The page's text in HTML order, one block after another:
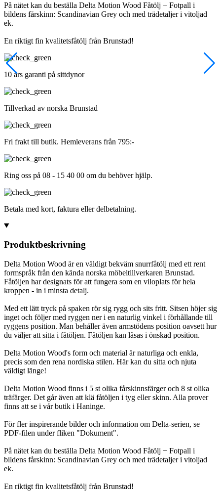
På nätet kan du beställa Delta Motion Wood Fåtölj + Fotpall i
bildens fårskinn: Scandinavian Grey och med trädetaljer i vitoljad
ek.
En riktigt fin kvalitetsfåtölj från Brunstad!
10 års garanti på sittdynor
Tillverkad av norska Brunstad
Fri frakt till butik. Hemleverans från 795:-
Ring oss på 08 - 15 40 00 om du behöver hjälp.
Betala med kort, faktura eller delbetalning.
Produktbeskrivning
Delta Motion Wood är en väldigt bekväm snurrfåtölj med ett rent
formspråk från den kända norska möbeltillverkaren Brunstad.
Fåtöljen har designats för att fungera som en viloplats för hela
kroppen - in i minsta detalj.
Med ett lätt tryck på spaken rör sig rygg och sits fritt. Sitsen höjer sig
inget och följer med ryggen ner i en naturlig vinkel i förhållande till
ryggens position. Man behåller även armstödens position oavsett hur
du väljer att sitta i fåtöljen. Fåtöljen kan låsas i önskad position.
Delta Motion Wood's form och material är naturliga och enkla,
precis som den rena nordiska stilen. Här kan du sitta och njuta
väldigt länge!
Delta Motion Wood finns i 5 st olika fårskinnsfärger och 8 st olika
träfärger. Det går även att klä fåtöljen i tyg eller skinn. Alla prover
finns att se i vår butik i Haninge.
För fler inspirerande bilder och information om Delta-serien, se
PDF-filen under fliken "Dokument".
På nätet kan du beställa Delta Motion Wood Fåtölj + Fotpall i
bildens fårskinn: Scandinavian Grey och med trädetaljer i vitoljad
ek.
En riktigt fin kvalitetsfåtölj från Brunstad!